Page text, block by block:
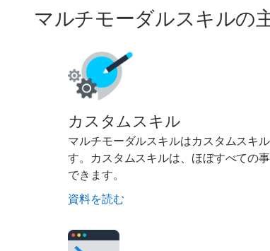
マルチモーダルスキルの
カスタムスキル
マルチモーダルスキルはカスタムスキ
す。カスタムスキルは、ほぼすべての
できます。
資料を読む